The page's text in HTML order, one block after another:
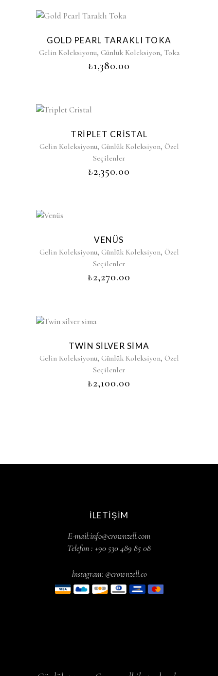
GOLD PEARL TARAKLI TOKA
Gelin Koleksiyonu, Günlük Koleksiyon, Toka
₺1,380.00
TRIPLET CRISTAL
Gelin Koleksiyonu, Günlük Koleksiyon, Özel
Seçilenler
₺2,350.00
VENÜS
Gelin Koleksiyonu, Günlük Koleksiyon, Özel
Seçilenler
₺2,270.00
TWIN SILVER SIMA
Gelin Koleksiyonu, Günlük Koleksiyon, Özel
Seçilenler
₺2,100.00
İLETIŞIM
E-mail:info@crownzell.com
Telefon : +90 530 489 85 08
İnstagram: @crownzell.co